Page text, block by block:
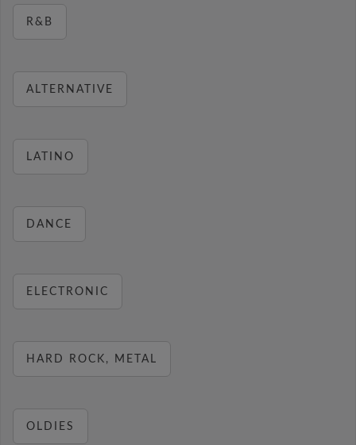
R&B
ALTERNATIVE
LATINO
DANCE
ELECTRONIC
HARD ROCK, METAL
OLDIES